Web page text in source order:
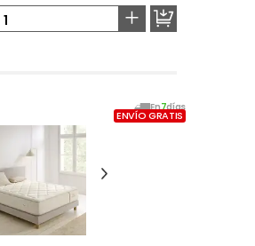
+
En7días
ENVÍO GRATIS